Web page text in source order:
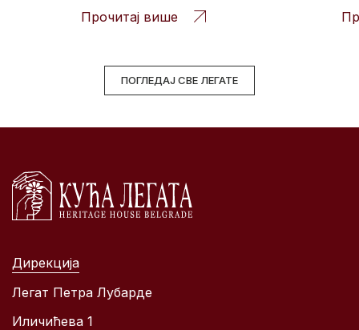
Прочитај више
ПОГЛЕДАЈ СВЕ ЛЕГАТЕ
Дирекција
Легат Петра Лубарде
Иличићева 1